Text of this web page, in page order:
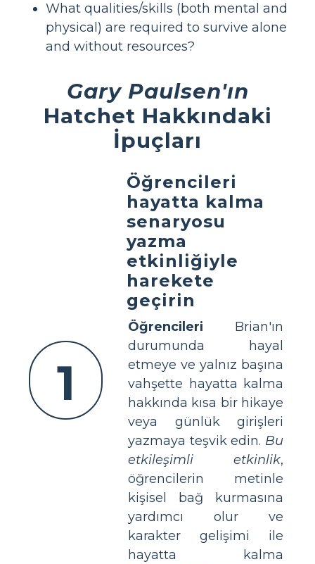
What qualities/skills (both mental and
physical) are required to survive alone
and without resources?
Gary Paulsen'ın
Hatchet Hakkındaki
İpuçları
1
Öğrencileri
hayatta kalma
senaryosu
yazma
etkinliğiyle
harekete
geçirin
Öğrencileri Brian'ın
durumunda hayal
etmeye ve yalnız başına
vahşette hayatta kalma
hakkında kısa bir hikaye
veya günlük girişleri
yazmaya teşvik edin. Bu
etkileşimli etkinlik,
öğrencilerin metinle
kişisel bağ kurmasına
yardımcı olur ve
karakter gelişimi ile
hayatta kalma